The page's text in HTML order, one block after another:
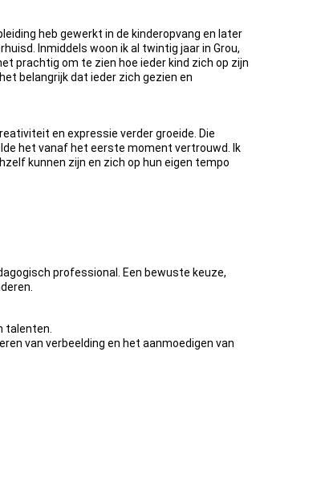
heb gewerkt in de kinderopvang en later
Inmiddels woon ik al twintig jaar in Grou,
prachtig om te zien hoe ieder kind zich op zijn
belangrijk dat ieder zich gezien en
en expressie verder groeide. Die
het vanaf het eerste moment vertrouwd. Ik
kunnen zijn en zich op hun eigen tempo
professional. Een bewuste keuze,
talenten.
van verbeelding en het aanmoedigen van